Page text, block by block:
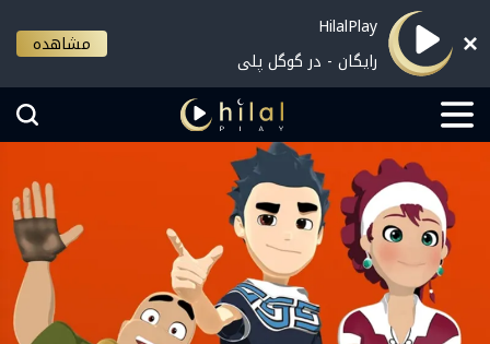
HilalPlay
رایگان - در گوگل پلی
مشاهده